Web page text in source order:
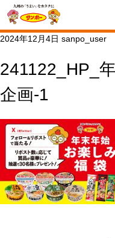
2024年12月4日 sanpo_user
241122_HP_
企画-1